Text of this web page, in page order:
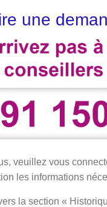
une
veuillez vous
les informations
la section «